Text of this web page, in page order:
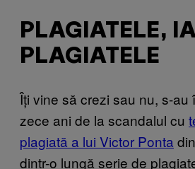
PLAGIATELE,
PLAGIATELE
Îți vine să crezi sau nu, s-au
zece ani de la scandalul cu
plagiată a lui Victor Ponta
dintr-o lungă serie de